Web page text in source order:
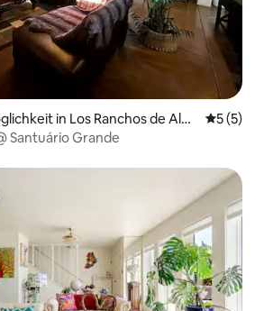
in Los Ranchos de Albu
5 (5)
Santuário Grande